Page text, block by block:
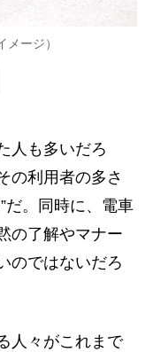
ージ）
人も多いだろ
の利用者の多さ
だ。同時に、電車
の了解やマナー
のではないだろ
人々がこれまで